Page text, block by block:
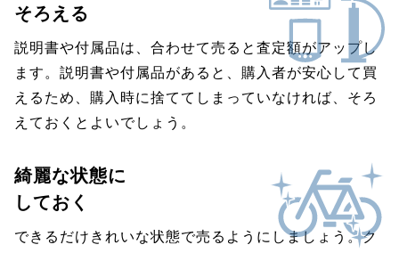
そろえる
説明書や付属品は、合わせて売ると査定額がアップし
ます。説明書や付属品があると、購入者が安心して買
えるため、購入時に捨ててしまっていなければ、そろ
えておくとよいでしょう。
綺麗な状態に
しておく
できるだけきれいな状態で売るようにしましょう。ク